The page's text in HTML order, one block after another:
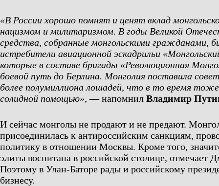
«В России хорошо помнят и ценят вклад
нацизмом и милитаризмом. В годы Великой
средства, собранные монгольскими гражданами,
истребители авиационной эскадрильи
которые в составе бригады «Революционная
боевой путь до Берлина. Монголия поставила
более полумиллиона лошадей, что в то время
солидной помощью», — напомнил Владимир
И сейчас монголы не продают и не предают.
присоединилась к антироссийским санкциям,
политику в отношении Москвы. Кроме того,
элиты воспитана в российской столице, отмечает
Поэтому в Улан-Баторе рады и российскому
бизнесу.